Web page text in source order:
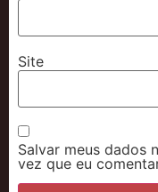
Site
Salvar meus dados
vez que eu